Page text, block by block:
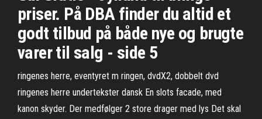
priser. På DBA finder du altid et
godt tilbud på både nye og brugte
varer til salg - side 5
ringenes herre, eventyret m ringen, dvdX2, dobbelt dvd
ringenes herre undertekster dansk En slots facade, med
kanon skyder. Der medfølger 2 store drager med lys Det skal